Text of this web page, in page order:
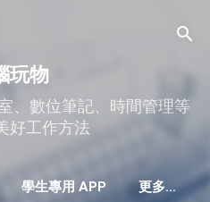
玩物
、數位筆記、時間管理等
好工作方法
學生專用 APP 更多…